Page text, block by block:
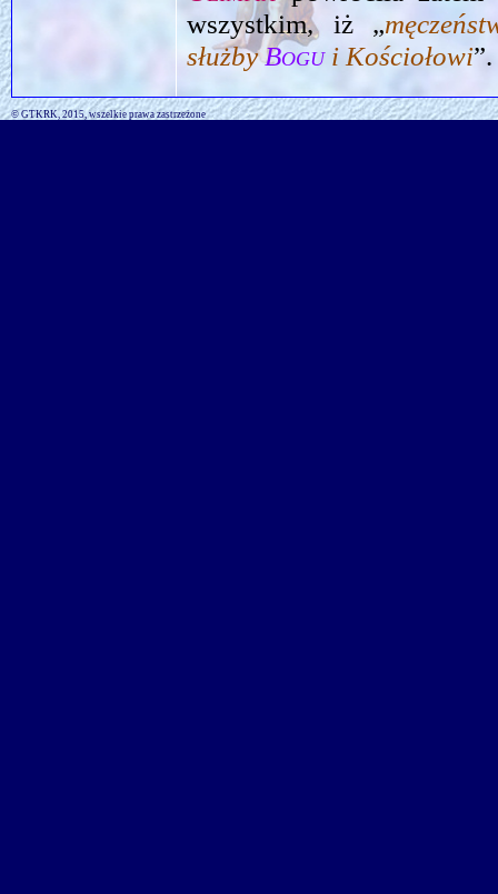
wszystkim, iż „
służbyBogui Kościołowi”.
© GTKRK, 2015, wszelkie prawa zastrzeżone